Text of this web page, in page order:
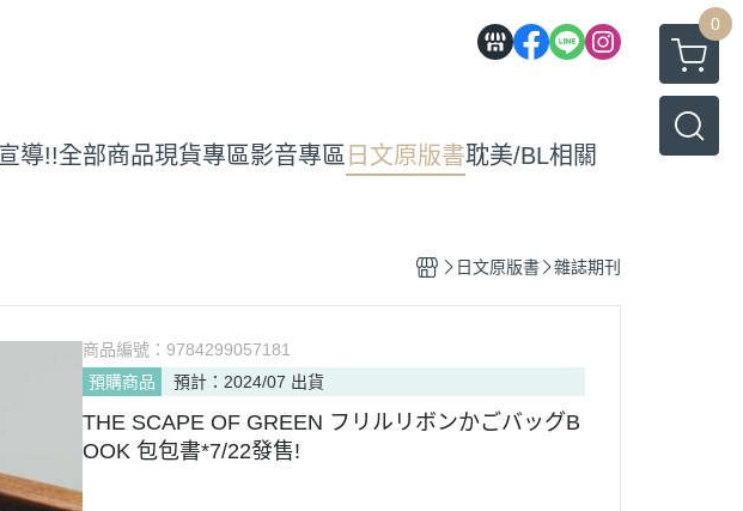
0
導!!全部商品現貨專區影音專區 日文原版書耽美/BL相關
日文原版書 雜誌期刊
商品編號： 9784299057181
預購商品
預計：2024/07 出貨
THE SCAPE OF GREEN フリルリボンかごバッグB
OOK 包包書*7/22發售!